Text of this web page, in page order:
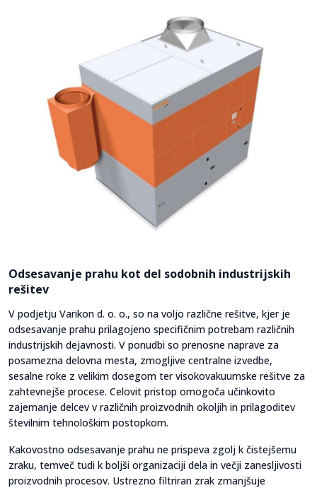
Odsesavanje prahu kot del sodobnih industrijskih
rešitev
V podjetju Varikon d. o. o., so na voljo različne rešitve, kjer je
odsesavanje prahu prilagojeno specifičnim potrebam različnih
industrijskih dejavnosti. V ponudbi so prenosne naprave za
posamezna delovna mesta, zmogljive centralne izvedbe,
sesalne roke z velikim dosegom ter visokovakuumske rešitve za
zahtevnejše procese. Celovit pristop omogoča učinkovito
zajemanje delcev v različnih proizvodnih okoljih in prilagoditev
številnim tehnološkim postopkom.
Kakovostno odsesavanje prahu ne prispeva zgolj k čistejšemu
zraku, temveč tudi k boljši organizaciji dela in večji zanesljivosti
proizvodnih procesov. Ustrezno filtriran zrak zmanjšuje